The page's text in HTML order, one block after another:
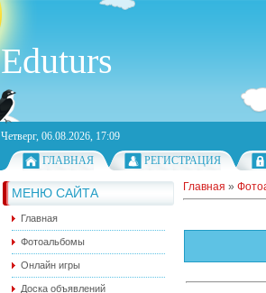
Eduturs
Четверг, 06.08.2026, 17:09
ГЛАВНАЯ
РЕГИСТРАЦИЯ
МЕНЮ САЙТА
Главная
Фотоальбомы
Онлайн игры
Доска объявлений
Главная »